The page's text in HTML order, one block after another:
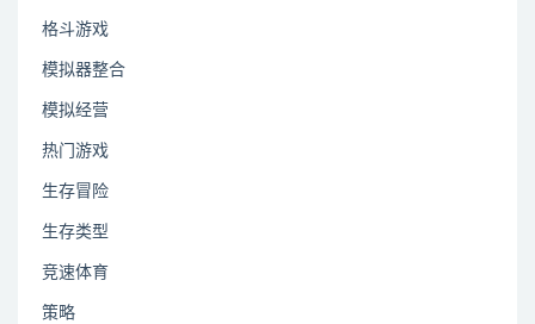
格斗游戏
模拟器整合
模拟经营
热门游戏
生存冒险
生存类型
竞速体育
策略